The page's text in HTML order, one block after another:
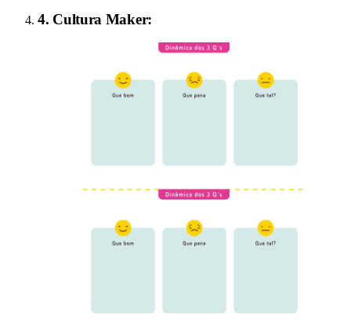
4. Cultura Maker: